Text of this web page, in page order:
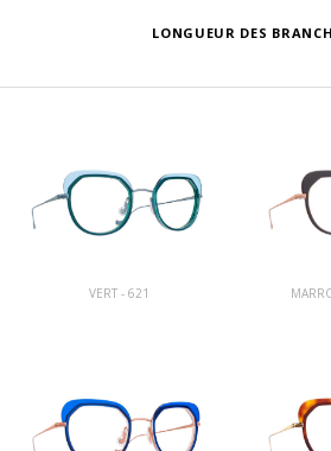
LONGUEUR DES
VERT - 621